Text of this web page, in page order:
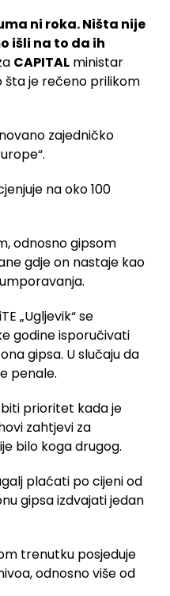
ni roka. Ništa nije
išli na to da ih
CAPITAL ministar
šta je rečeno prilikom
zajedničko
na oko 100
odnosno gipsom
gdje on nastaje kao
„Ugljevik“ se
godine isporučivati
gipsa. U slučaju da
penale.
prioritet kada je
zahtjevi za
bilo koga drugog.
plaćati po cijeni od
gipsa izdvajati jedan
trenutku posjeduje
odnosno više od